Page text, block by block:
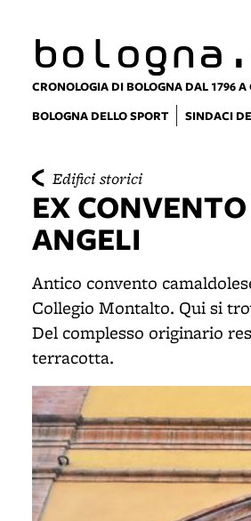
CRONOLOGIA DI BOLOGNA DAL 1796 A
BOLOGNA DELLO SPORT
SINDACI
Edifici storici
EX
ANGELI
Antico convento
Collegio Montalto. Qui si
Del complesso originario
terracotta.